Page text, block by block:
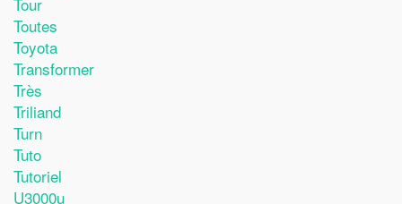
Toutes
Toyota
Transformer
Très
Triliand
Turn
Tuto
Tutoriel
U3000u